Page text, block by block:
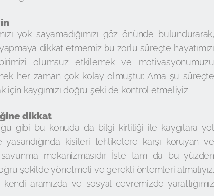
yok sayamadığımızı göz önünde bulundurarak,
dikkat etmemiz bu zorlu süreçte hayatımızı
olumsuz etkilemek ve motivasyonumuzu
her zaman çok kolay olmuştur. Ama şu süreçte
için kaygımızı doğru şekilde kontrol etmeliyiz.
dikkat
gibi bu konuda da bilgi kirliliği ile kaygılara yol
yaşandığında kişileri tehlikelere karşı koruyan ve
mekanizmasıdır. İşte tam da bu yüzden
şekilde yönetmeli ve gerekli önlemleri almalıyız.
aramızda ve sosyal çevremizde yarattığımız